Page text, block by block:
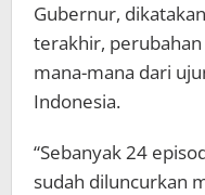
Gubernur,
terakhir,
mana-mana dari
Indonesia.
“Sebanyak 24
sudah diluncurkan